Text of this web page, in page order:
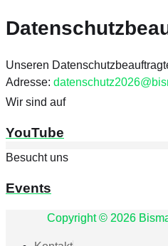
Unseren
Adresse:
Wir sind auf
YouTube
Besucht uns
Events
Copyright © 2026